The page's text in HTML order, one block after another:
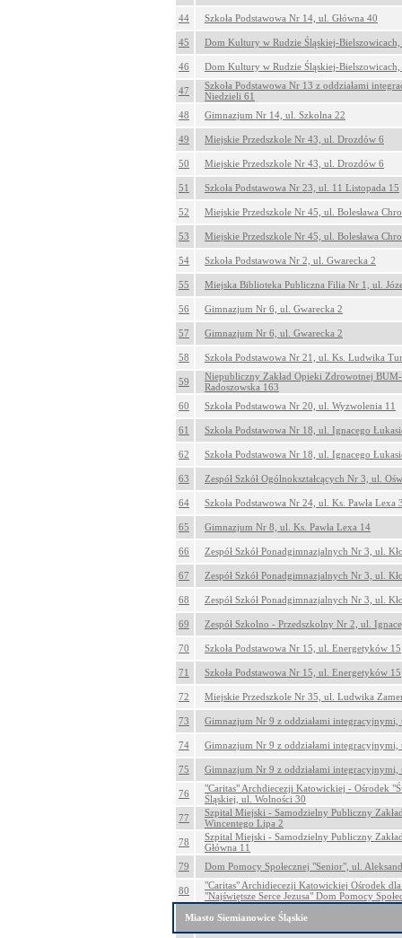
44 Szkoła Podstawowa Nr 14, ul. Główna 40
45 Dom Kultury w Rudzie Śląskiej-
46 Dom Kultury w Rudzie Śląskiej-
47
Szkoła Podstawowa Nr 13 z oddziałami
Niedzieli 61
48
Gimnazjum Nr 14, ul. Szkolna 22
49 Miejskie Przedszkole Nr 43, ul. Drozdów 6
50 Miejskie Przedszkole Nr 43, ul. Drozdów 6
51 Szkoła Podstawowa Nr 23, ul. 11 Listopada 15
52 Miejskie Przedszkole Nr 45, ul. Bolesława
53 Miejskie Przedszkole Nr 45, ul. Bolesława
54 Szkoła Podstawowa Nr 2, ul. Gwarecka 2
55 Miejska Biblioteka Publiczna Filia Nr 1, ul.
56 Gimnazjum Nr 6, ul. Gwarecka 2
57 Gimnazjum Nr 6, ul. Gwarecka 2
58 Szkoła Podstawowa Nr 21, ul. Ks. Ludwika
59
Niepubliczny Zakład Opieki Zdrowotnej
Radoszowska 163
60
Szkoła Podstawowa Nr 20, ul. Wyzwolenia 11
61 Szkoła Podstawowa Nr 18, ul. Ignacego
62 Szkoła Podstawowa Nr 18, ul. Ignacego
63 Zespół Szkół Ogólnokształcących Nr 3, ul.
64 Szkoła Podstawowa Nr 24, ul. Ks. Pawła Lexa
65 Gimnazjum Nr 8, ul. Ks. Pawła Lexa 14
66 Zespół Szkół Ponadgimnazjalnych Nr 3, ul.
67 Zespół Szkół Ponadgimnazjalnych Nr 3, ul.
68 Zespół Szkół Ponadgimnazjalnych Nr 3, ul.
69 Zespół Szkolno - Przedszkolny Nr 2, ul.
70 Szkoła Podstawowa Nr 15, ul. Energetyków 15
71 Szkoła Podstawowa Nr 15, ul. Energetyków 15
72 Miejskie Przedszkole Nr 35, ul. Ludwika
73 Gimnazjum Nr 9 z oddziałami
74 Gimnazjum Nr 9 z oddziałami
75 Gimnazjum Nr 9 z oddziałami
76
"Caritas" Archdiecezji Katowickiej - Ośrodek
Śląskiej, ul. Wolności 30
77
Szpital Miejski - Samodzielny Publiczny
Wincentego Lipa 2
78
Szpital Miejski - Samodzielny Publiczny
Główna 11
79
Dom Pomocy Społecznej "Senior", ul.
80
"Caritas" Archidiecezji Katowickiej Ośrodek
"Najświętsze Serce Jezusa" Dom Pomocy
Miasto Siemianowice Śląskie